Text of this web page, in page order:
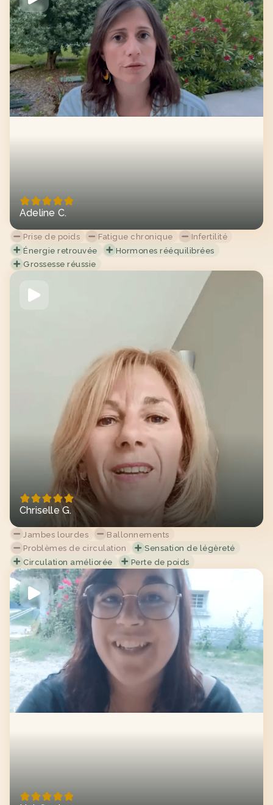
Adeline C.
Prise de poids Fatigue chronique
Infertilité
Énergie retrouvée
Hormones rééquilibrées
Grossesse réussie
Chriselle G.
Jambes lourdes
Ballonnements
Problèmes de circulation
Sensation de légèreté
Circulation améliorée
Perte de poids